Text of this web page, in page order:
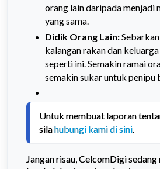
orang lain daripada menjadi
yang sama.
Didik Orang Lain:
kalangan rakan dan
seperti ini. Semakin ramai
semakin sukar untuk penipu
Untuk membuat laporan
sila hubungi kami di sini.
Jangan risau, CelcomDigi